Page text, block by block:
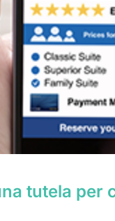
tutela per